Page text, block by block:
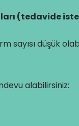
(tedavide
düşük
alabilirsiniz: